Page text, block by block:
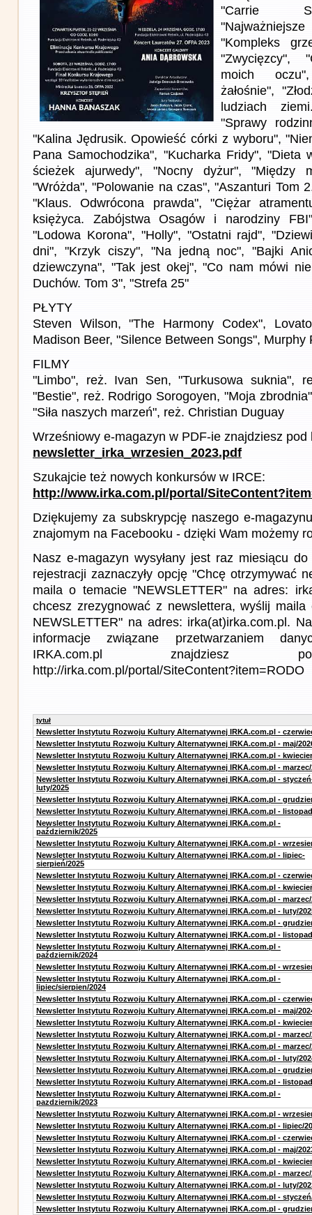
"Carrie
"Kompleks
"Zwycięzcy",
moich
żałośnie",
ludziach
"Sprawy
"Kalina Jędrusik. Opowieść córki z wyboru",
Pana Samochodzika", "Kucharka Fridy", "Dieta
ścieżek ajurwedy", "Nocny dyżur", "Między
"Wróżda", "Polowanie na czas", "Aszanturi Tom
"Klaus. Odwrócona prawda", "Ciężar
księżyca. Zabójstwa Osagów i narodziny
"Lodowa Korona", "Holly", "Ostatni rajd",
dni", "Krzyk ciszy", "Na jedną noc", "Bajki
dziewczyna", "Tak jest okej", "Co nam mówi
Duchów. Tom 3", "Strefa 25"
PŁYTY
Steven Wilson, "The Harmony Codex",
Madison Beer, "Silence Between Songs", Murphy
FILMY
"Limbo", reż. Ivan Sen, "Turkusowa suknia",
"Bestie", reż. Rodrigo Sorogoyen, "Moja
"Siła naszych marzeń", reż. Christian Duguay
Wrześniowy e-magazyn w PDF-ie znajdziesz pod
newsletter_irka_wrzesien_2023.pdf
Szukajcie też nowych konkursów w IRCE:
http://www.irka.com.pl/portal/
Dziękujemy za subskrypcję naszego e-
znajomym na Facebooku - dzięki Wam możemy
Nasz e-magazyn wysyłany jest raz miesiącu
rejestracji zaznaczyły opcję "Chcę otrzymywać
maila o temacie "NEWSLETTER" na adres:
chcesz zrezygnować z newslettera, wyślij
NEWSLETTER" na adres: irka(at)irka.com.pl.
informacje związane przetwarzaniem
IRKA.com.pl znajdziesz
http://irka.com.pl/portal/SiteContent?item=RODO
tytuł
Newsletter Instytutu Rozwoju Kultury Alternatywnej IRKA.com.pl -
Newsletter Instytutu Rozwoju Kultury Alternatywnej IRKA.com.pl - maj/
Newsletter Instytutu Rozwoju Kultury Alternatywnej IRKA.com.pl -
Newsletter Instytutu Rozwoju Kultury Alternatywnej IRKA.com.pl - marzec/
Newsletter Instytutu Rozwoju Kultury Alternatywnej IRKA.com.pl -
luty/2025
Newsletter Instytutu Rozwoju Kultury Alternatywnej IRKA.com.pl -
Newsletter Instytutu Rozwoju Kultury Alternatywnej IRKA.com.pl -
Newsletter Instytutu Rozwoju Kultury Alternatywnej IRKA.com.pl -
październik/2025
Newsletter Instytutu Rozwoju Kultury Alternatywnej IRKA.com.pl -
Newsletter Instytutu Rozwoju Kultury Alternatywnej IRKA.com.pl - lipiec-
sierpień/2025
Newsletter Instytutu Rozwoju Kultury Alternatywnej IRKA.com.pl -
Newsletter Instytutu Rozwoju Kultury Alternatywnej IRKA.com.pl -
Newsletter Instytutu Rozwoju Kultury Alternatywnej IRKA.com.pl - marzec/
Newsletter Instytutu Rozwoju Kultury Alternatywnej IRKA.com.pl - luty/
Newsletter Instytutu Rozwoju Kultury Alternatywnej IRKA.com.pl -
Newsletter Instytutu Rozwoju Kultury Alternatywnej IRKA.com.pl -
Newsletter Instytutu Rozwoju Kultury Alternatywnej IRKA.com.pl -
październik/2024
Newsletter Instytutu Rozwoju Kultury Alternatywnej IRKA.com.pl -
Newsletter Instytutu Rozwoju Kultury Alternatywnej IRKA.com.pl -
lipiec/sierpien/2024
Newsletter Instytutu Rozwoju Kultury Alternatywnej IRKA.com.pl -
Newsletter Instytutu Rozwoju Kultury Alternatywnej IRKA.com.pl - maj/
Newsletter Instytutu Rozwoju Kultury Alternatywnej IRKA.com.pl -
Newsletter Instytutu Rozwoju Kultury Alternatywnej IRKA.com.pl - marzec/
Newsletter Instytutu Rozwoju Kultury Alternatywnej IRKA.com.pl - marzec/
Newsletter Instytutu Rozwoju Kultury Alternatywnej IRKA.com.pl - luty/
Newsletter Instytutu Rozwoju Kultury Alternatywnej IRKA.com.pl -
Newsletter Instytutu Rozwoju Kultury Alternatywnej IRKA.com.pl -
Newsletter Instytutu Rozwoju Kultury Alternatywnej IRKA.com.pl -
pazdziernik/2023
Newsletter Instytutu Rozwoju Kultury Alternatywnej IRKA.com.pl -
Newsletter Instytutu Rozwoju Kultury Alternatywnej IRKA.com.pl - lipiec/
Newsletter Instytutu Rozwoju Kultury Alternatywnej IRKA.com.pl -
Newsletter Instytutu Rozwoju Kultury Alternatywnej IRKA.com.pl - maj/
Newsletter Instytutu Rozwoju Kultury Alternatywnej IRKA.com.pl -
Newsletter Instytutu Rozwoju Kultury Alternatywnej IRKA.com.pl - marzec/
Newsletter Instytutu Rozwoju Kultury Alternatywnej IRKA.com.pl - luty/
Newsletter Instytutu Rozwoju Kultury Alternatywnej IRKA.com.pl -
Newsletter Instytutu Rozwoju Kultury Alternatywnej IRKA.com.pl -